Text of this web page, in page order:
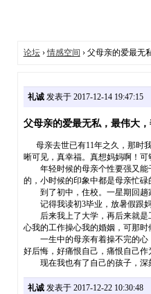
论坛›情感空间 › 父母亲的爱最无
礼诚发表于 2017-12-14 19:47:15
父母亲的爱最无私，最伟大
母亲去世已有11年之久，那时我
晰可见，真幸福。真想妈妈啊！
年轻时候的母亲个性要强又能干
的，小时候的印象中都是母亲忙
到了初中，住校。一星期回趟家
记得我读初3毕业，放暑假跟妈
后来我上了大学，再后来就是工
心我的工作操心我的婚姻，可那
一生中的母亲有着操不完的心，
好后悔，好痛恨自己，痛恨自己
现在我也有了自己的孩子，深刻
礼诚发表于 2017-12-22 10:30:48